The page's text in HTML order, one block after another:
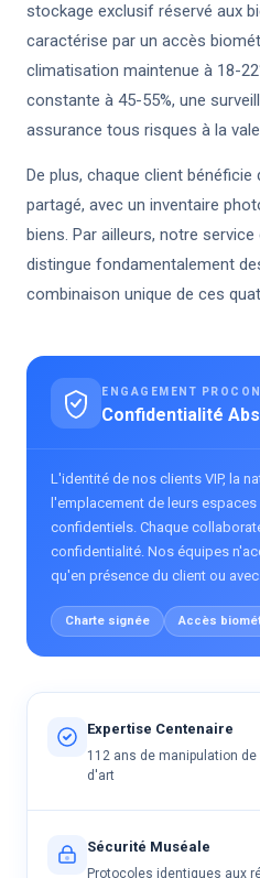
stockage exclusif réservé aux
caractérise par un accès
climatisation maintenue à 18-
constante à 45-55%, une
assurance tous risques à la
De plus, chaque client bénéficie
partagé, avec un inventaire
biens. Par ailleurs, notre service
distingue fondamentalement
combinaison unique de ces
ENGAGEMENT
Confidentialité
L'identité de nos clients VIP, la
l'emplacement de leurs
confidentiels. Chaque
confidentialité. Nos équipes
qu'en présence du client ou
Charte signée Accès
Expertise Centenaire
112 ans de manipulation
d'art
Sécurité Muséale
Protocoles identiques aux